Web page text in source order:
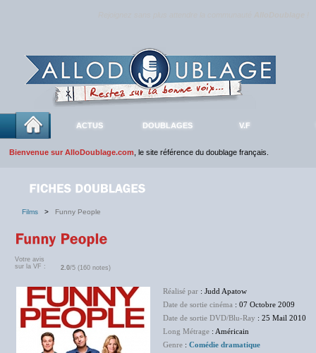
ACTUS DOUBLAGES V.F
Bienvenue sur AlloDoublage.com , le site référence du doublage français.
Films > Funny People
Votre avis
sur la VF :
2.0/5 (160 notes)
Réalisé par : Judd Apatow
Date de sortie cinéma : 07 Octobre 2009
Date de sortie DVD/Blu-Ray : 25 Mail 2010
Long Métrage : Américain
Genre : Comédie dramatique